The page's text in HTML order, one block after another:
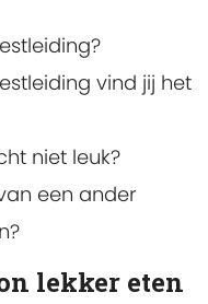
vind jij het
niet leuk?
een ander
lekker eten